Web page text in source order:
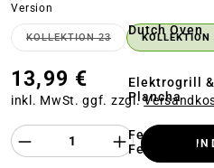
Dutch Oven
Elektrogrill &
Plancha
Feuerstelle &
Feuerschale
Version
KOLLEKTION 23(DIESE OPTION ISTKOLLEKTION
13,99 €
inkl. MwSt. ggf. zzgl.
Produkt Anzahl desIN